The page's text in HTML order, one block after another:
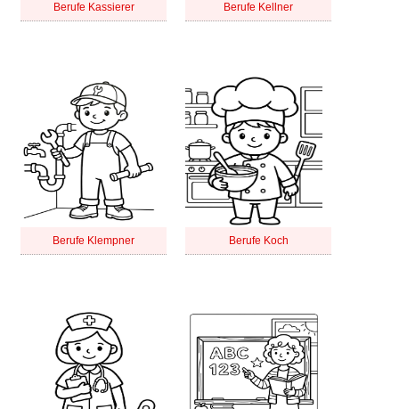
Berufe Kassierer Berufe Kellner
Berufe Klempner Berufe Koch